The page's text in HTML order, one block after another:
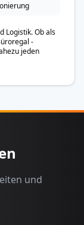
Logistik. Ob als
-
jeden
und